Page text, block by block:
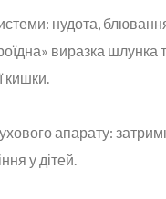
нудота,
виразка шлунка
кишки.
апарату:
у дітей.